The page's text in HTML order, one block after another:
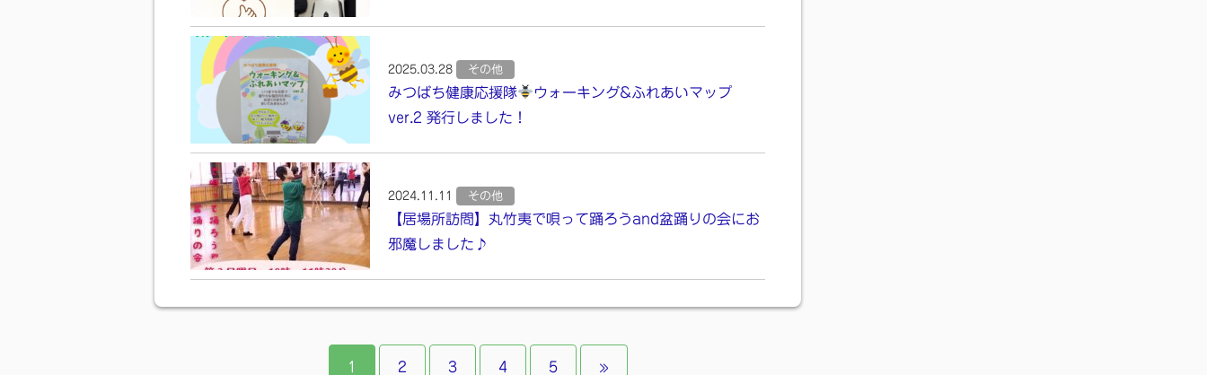
2025.03.28 その他
みつばち健康応援隊
ウォーキング&ふれあいマップ
ver.2 発行しました！
2024.11.11 その他
【居場所訪問】丸竹夷で唄って踊ろうand盆踊りの会にお
邪魔しました♪
1 2 3 4 5 »